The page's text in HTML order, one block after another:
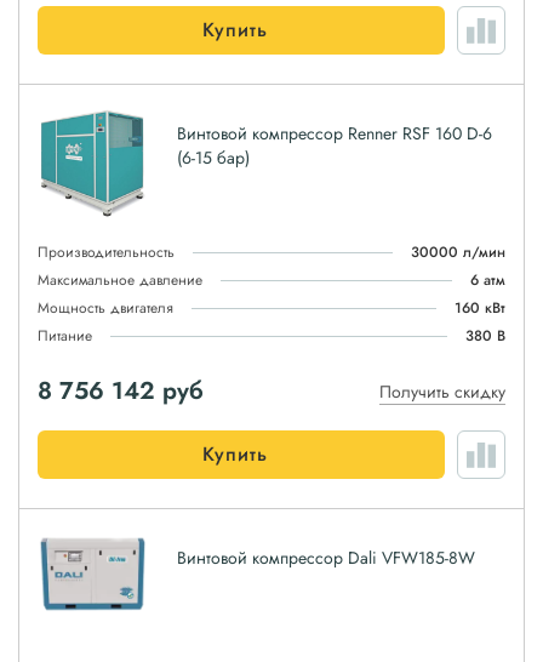
Купить
Винтовой компрессор Renner RSF 160 D-6
(6-15 бар)
Производительность
30000 л/мин
Максимальное давление
6 атм
Мощность двигателя
160 кВт
Питание
380 В
8 756 142 руб Получить скидку
Купить
Винтовой компрессор Dali VFW185-8W